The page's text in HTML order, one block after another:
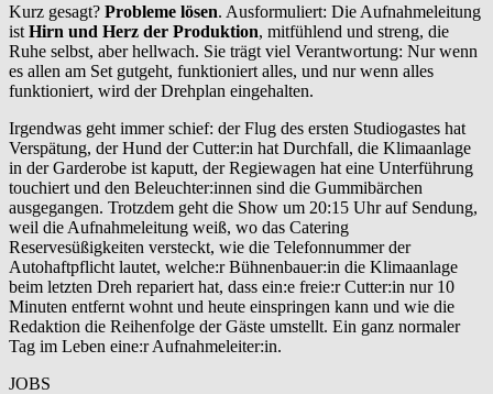
Kurz gesagt? Probleme lösen. Ausformuliert: Die Aufnahmeleitung
ist Hirn und Herz der Produktion, mitfühlend und streng, die
Ruhe selbst, aber hellwach. Sie trägt viel Verantwortung: Nur wenn
es allen am Set gutgeht, funktioniert alles, und nur wenn alles
funktioniert, wird der Drehplan eingehalten.
Irgendwas geht immer schief: der Flug des ersten Studiogastes hat
Verspätung, der Hund der Cutter:in hat Durchfall, die Klimaanlage
in der Garderobe ist kaputt, der Regiewagen hat eine Unterführung
touchiert und den Beleuchter:innen sind die Gummibärchen
ausgegangen. Trotzdem geht die Show um 20:15 Uhr auf Sendung,
weil die Aufnahmeleitung weiß, wo das Catering
Reservesüßigkeiten versteckt, wie die Telefonnummer der
Autohaftpflicht lautet, welche:r Bühnenbauer:in die Klimaanlage
beim letzten Dreh repariert hat, dass ein:e freie:r Cutter:in nur 10
Minuten entfernt wohnt und heute einspringen kann und wie die
Redaktion die Reihenfolge der Gäste umstellt. Ein ganz normaler
Tag im Leben eine:r Aufnahmeleiter:in.
JOBS